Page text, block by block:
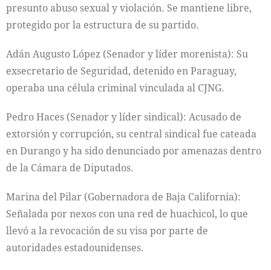
presunto abuso sexual y violación. Se mantiene libre,
protegido por la estructura de su partido.
Adán Augusto López (Senador y líder morenista): Su
exsecretario de Seguridad, detenido en Paraguay,
operaba una célula criminal vinculada al CJNG.
Pedro Haces (Senador y líder sindical): Acusado de
extorsión y corrupción, su central sindical fue cateada
en Durango y ha sido denunciado por amenazas dentro
de la Cámara de Diputados.
Marina del Pilar (Gobernadora de Baja California):
Señalada por nexos con una red de huachicol, lo que
llevó a la revocación de su visa por parte de
autoridades estadounidenses.